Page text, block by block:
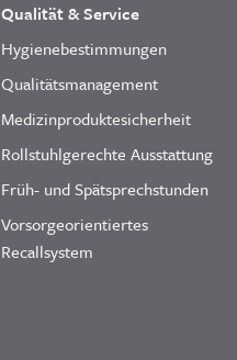
Qualität & Service
Hygienebestimmungen
Qualitätsmanagement
Medizinproduktesicherheit
Rollstuhlgerechte Ausstattung
Früh- und Spätsprechstunden
Vorsorgeorientiertes
Recallsystem